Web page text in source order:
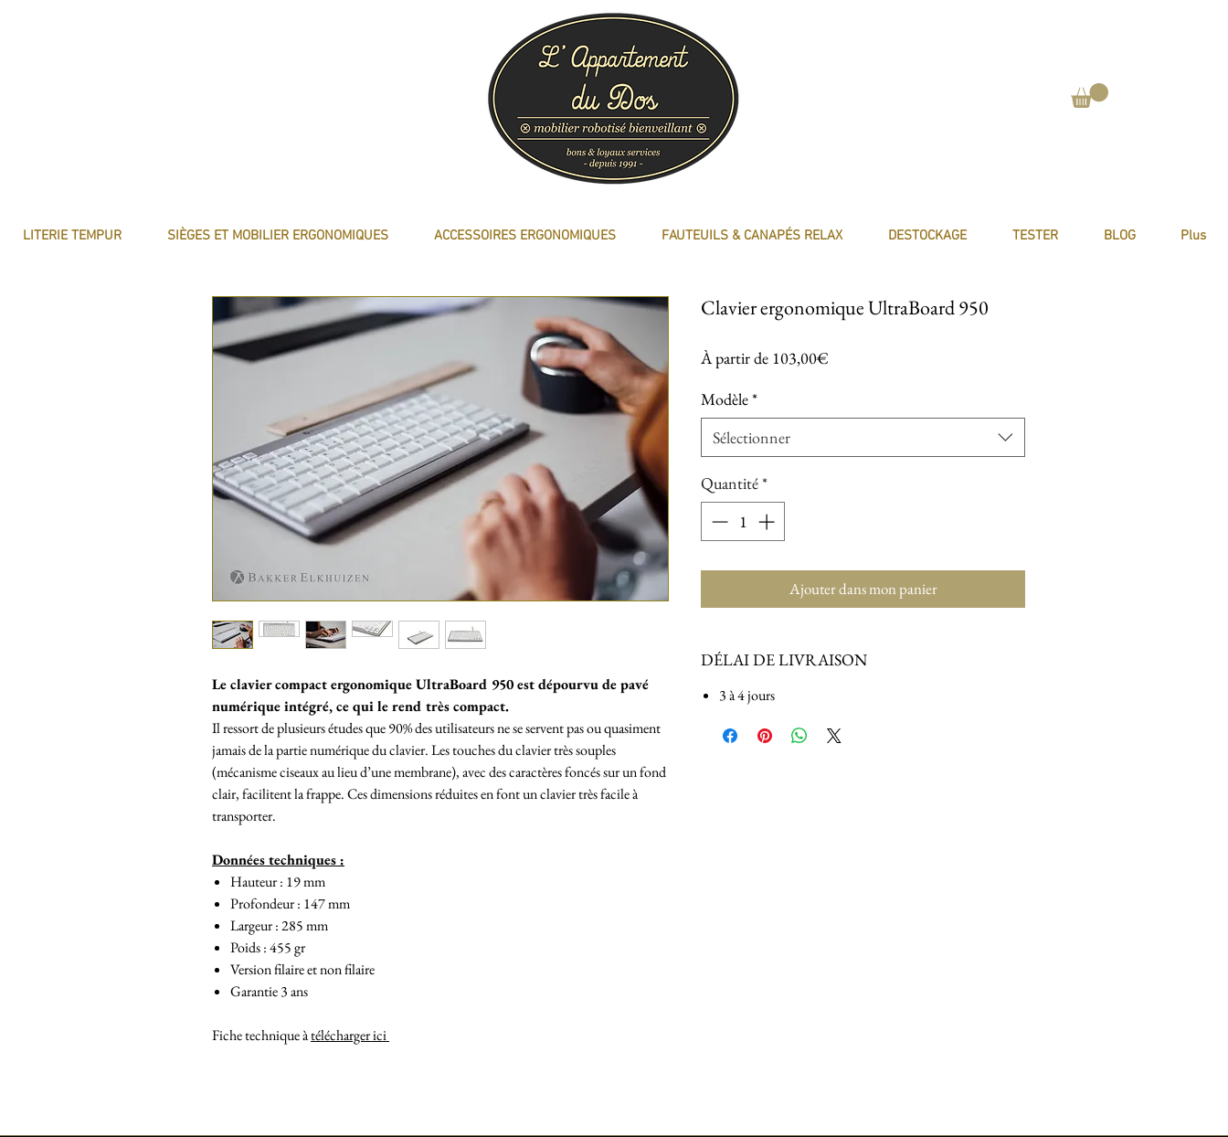
LITERIE TEMPUR SIÈGES ET MOBILIER ERGONOMIQUES ACCESSOIRES ERGONOMIQUES FAUTEUILS & CANAPÉS RELAX DESTOCKAGE TESTER BLOG Plus
Le clavier compact ergonomique UltraBoard 950 est dépourvu de pavé
numérique intégré, ce qui le rend très compact.
Il ressort de plusieurs études que 90% des utilisateurs ne se servent pas ou quasiment
jamais de la partie numérique du clavier. Les touches du clavier très souples
(mécanisme ciseaux au lieu d’une membrane), avec des caractères foncés sur un fond
clair, facilitent la frappe. Ces dimensions réduites en font un clavier très facile à
transporter.
Données techniques :
Hauteur : 19 mm
Profondeur : 147 mm
Largeur : 285 mm
Poids : 455 gr
Version filaire et non filaire
Garantie 3 ans
Fiche technique àtélécharger ici
Clavier ergonomique UltraBoard 950
À partir de 103,00€
Modèle*
Sélectionner
Quantité*
Ajouter dans mon panier
DÉLAI DE LIVRAISON
3 à 4 jours